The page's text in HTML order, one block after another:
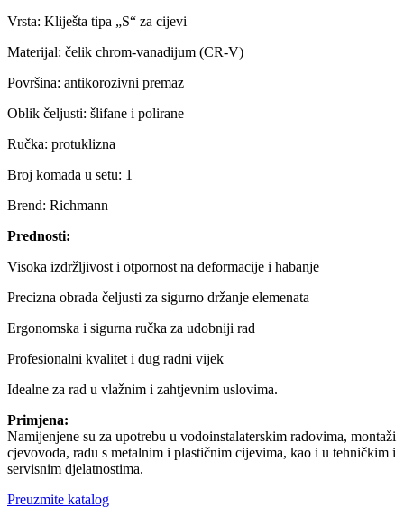
Vrsta: Kliješta tipa „S“ za cijevi
Materijal: čelik chrom-vanadijum (CR-V)
Površina: antikorozivni premaz
Oblik čeljusti: šlifane i polirane
Ručka: protuklizna
Broj komada u setu: 1
Brend: Richmann
Prednosti:
Visoka izdržljivost i otpornost na deformacije i habanje
Precizna obrada čeljusti za sigurno držanje elemenata
Ergonomska i sigurna ručka za udobniji rad
Profesionalni kvalitet i dug radni vijek
Idealne za rad u vlažnim i zahtjevnim uslovima.
Primjena:
Namijenjene su za upotrebu u vodoinstalaterskim radovima, montaži
cjevovoda, radu s metalnim i plastičnim cijevima, kao i u tehničkim i
servisnim djelatnostima.
Preuzmite katalog